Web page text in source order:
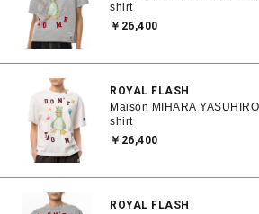
shirt
￥26,400
ROYAL FLASH
Maison MIHARA
shirt
￥26,400
ROYAL FLASH